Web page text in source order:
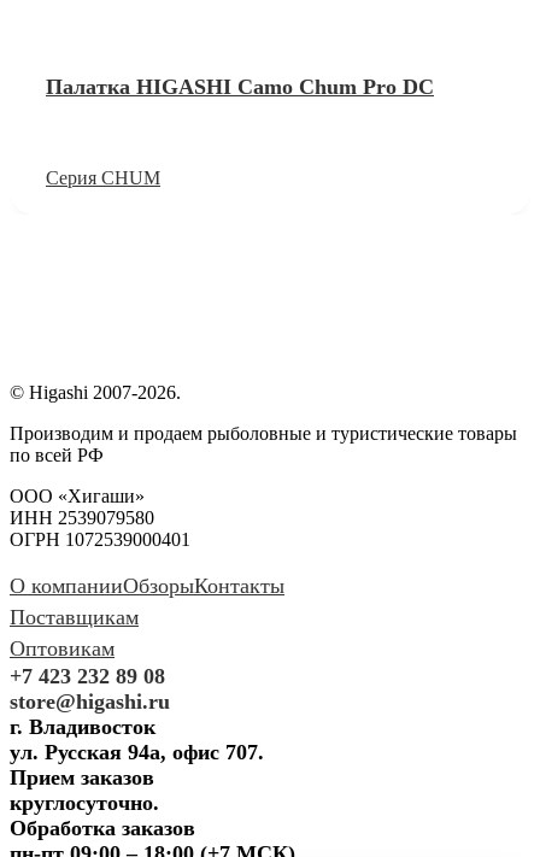
Палатка HIGASHI Camo Chum Pro DC
Серия CHUM
© Higashi 2007-2026.
Производим и продаем рыболовные и туристические товары
по всей РФ
ООО «Хигаши»
ИНН 2539079580
ОГРН 1072539000401
О компанииОбзорыКонтакты
Поставщикам
Оптовикам
+7 423 232 89 08
store@higashi.ru
г. Владивосток
ул. Русская 94а, офис 707.
Прием заказов
круглосуточно.
Обработка заказов